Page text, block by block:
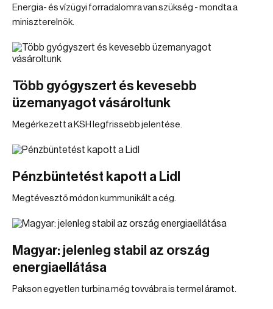
Energia- és vízügyi forradalomra van szükség - mondta a
miniszterelnök.
Több gyógyszert és kevesebb
üzemanyagot vásároltunk
Megérkezett a KSH legfrissebb jelentése.
Pénzbüntetést kapott a Lidl
Megtévesztő módon kummunikált a cég.
Magyar: jelenleg stabil az ország
energiaellátása
Pakson egyetlen turbina még tovvábra is termel áramot.